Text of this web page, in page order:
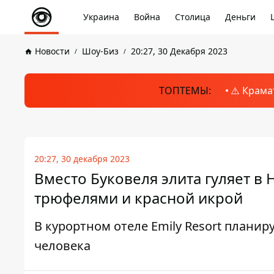
Украина Война Столица Деньги
Новости Шоу-Биз 20:27, 30 Декабря 2023
ТОПТЕМЫ: ⚠️
20:27, 30 декабря 2023
Вместо Буковеля элита гуляет
трюфелями и красной икрой
В курортном отеле Emily Resort
человека